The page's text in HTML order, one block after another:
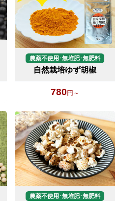
農薬不使用･無堆肥･無肥料
自然栽培ゆず胡椒
780 円～
農薬不使用･無堆肥･無肥料